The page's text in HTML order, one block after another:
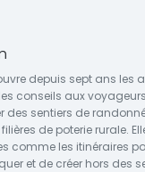
depuis sept ans les
conseils aux
des sentiers de
de poterie rurale.
comme les itinéraires
et de créer hors des